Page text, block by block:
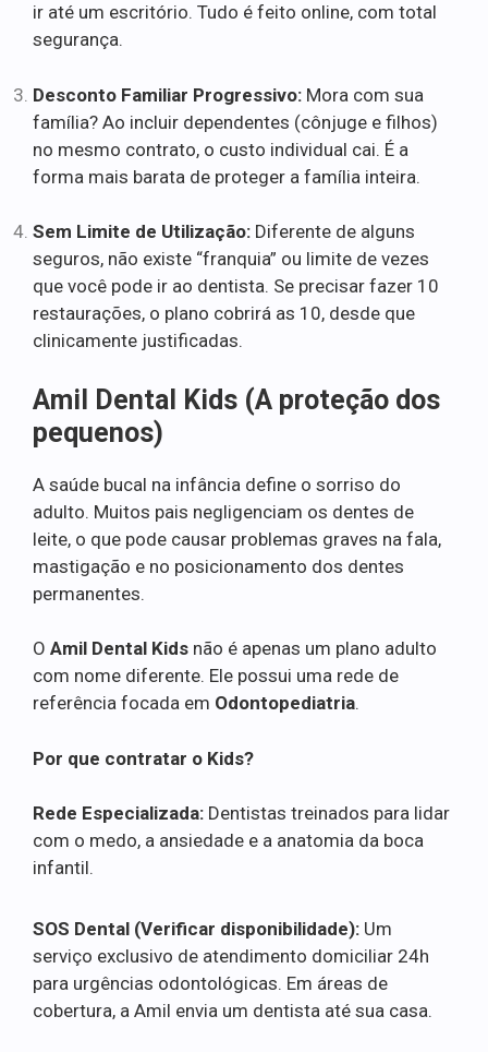
ir até um escritório. Tudo é feito online, com total
segurança.
Desconto Familiar Progressivo: Mora com sua
família? Ao incluir dependentes (cônjuge e filhos)
no mesmo contrato, o custo individual cai. É a
forma mais barata de proteger a família inteira.
Sem Limite de Utilização: Diferente de alguns
seguros, não existe “franquia” ou limite de vezes
que você pode ir ao dentista. Se precisar fazer 10
restaurações, o plano cobrirá as 10, desde que
clinicamente justificadas.
Amil Dental Kids (A proteção dos
pequenos)
A saúde bucal na infância define o sorriso do
adulto. Muitos pais negligenciam os dentes de
leite, o que pode causar problemas graves na fala,
mastigação e no posicionamento dos dentes
permanentes.
O Amil Dental Kids não é apenas um plano adulto
com nome diferente. Ele possui uma rede de
referência focada em Odontopediatria.
Por que contratar o Kids?
Rede Especializada: Dentistas treinados para lidar
com o medo, a ansiedade e a anatomia da boca
infantil.
SOS Dental (Verificar disponibilidade): Um
serviço exclusivo de atendimento domiciliar 24h
para urgências odontológicas. Em áreas de
cobertura, a Amil envia um dentista até sua casa.